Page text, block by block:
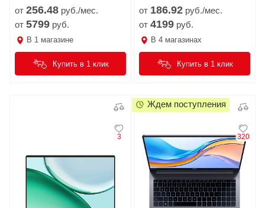
от 256.48 руб./мес.
от 5799 руб.
В 1 магазине
Купить в 1 клик
от 186.92 руб./мес.
от 4199 руб.
В 4 магазинах
Купить в 1 клик
3 320
Ждем поступления